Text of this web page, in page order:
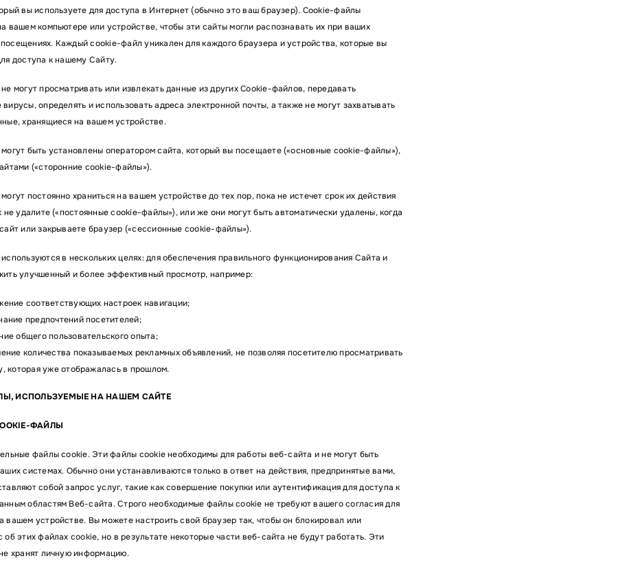
вы используете для доступа в Интернет (обычно это ваш браузер). Cookie-файлы
вашем компьютере или устройстве, чтобы эти сайты могли распознавать их при ваших
Каждый cookie-файл уникален для каждого браузера и устройства, которые вы
доступа к нашему Сайту.
могут просматривать или извлекать данные из других Cookie-файлов, передавать
определять и использовать адреса электронной почты, а также не могут захватывать
хранящиеся на вашем устройстве.
быть установлены оператором сайта, который вы посещаете («основные cookie-файлы»),
(«сторонние cookie-файлы»).
постоянно храниться на вашем устройстве до тех пор, пока не истечет срок их действия
не удалите («постоянные cookie-файлы»), или же они могут быть автоматически удалены, когда
или закрываете браузер («сессионные cookie-файлы»).
в нескольких целях: для обеспечения правильного функционирования Сайта и
улучшенный и более эффективный просмотр, например:
соответствующих настроек навигации;
предпочтений посетителей;
общего пользовательского опыта;
количества показываемых рекламных объявлений, не позволяя посетителю просматривать
которая уже отображалась в прошлом.
ИСПОЛЬЗУЕМЫЕ НА НАШЕМ САЙТЕ
ФАЙЛЫ
файлы cookie. Эти файлы cookie необходимы для работы веб-сайта и не могут быть
системах. Обычно они устанавливаются только в ответ на действия, предпринятые вами,
собой запрос услуг, такие как совершение покупки или аутентификация для доступа к
областям Веб-сайта. Строго необходимые файлы cookie не требуют вашего согласия для
вашем устройстве. Вы можете настроить свой браузер так, чтобы он блокировал или
об этих файлах cookie, но в результате некоторые части веб-сайта не будут работать. Эти
хранят личную информацию.